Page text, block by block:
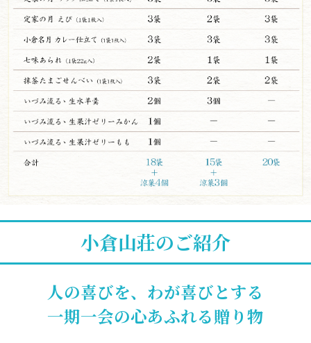
小倉山荘のご紹介
人の喜びを、わが喜びとする
一期一会の心あふれる贈り物